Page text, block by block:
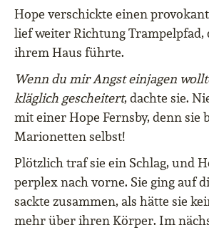
Hope verschickte einen
lief weiter Richtung Trampelpfad,
ihrem Haus führte.
Wenn du mir Angst einjagen
kläglich gescheitert, dachte sie.
mit einer Hope Fernsby, denn sie
Marionetten selbst!
Plötzlich traf sie ein Schlag, und
perplex nach vorne. Sie ging auf
sackte zusammen, als hätte sie
mehr über ihren Körper. Im